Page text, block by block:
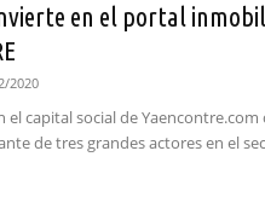
en el portal
2020
el capital social de
de tres grandes actores en el